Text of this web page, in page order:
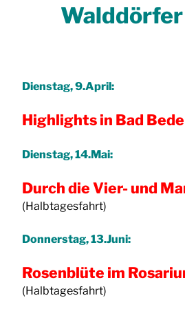
Dienstag, 9.April:
Highlights in Bad
Dienstag, 14.Mai:
Durch die Vier- und
(Halbtagesfahrt)
Donnerstag, 13.Juni:
Rosenblüte im
(Halbtagesfahrt)